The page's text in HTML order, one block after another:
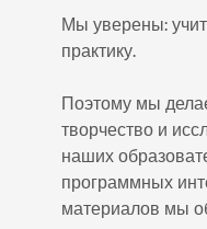
Мы уверены:
практику.
Поэтому мы
творчество и
наших
программных
материалов мы